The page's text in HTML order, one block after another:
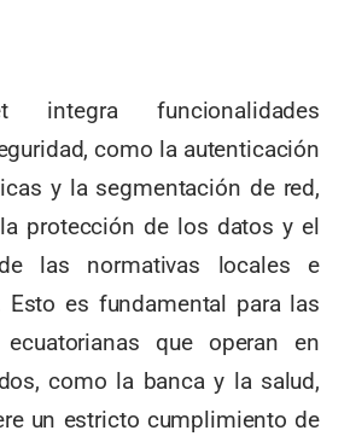
integra funcionalidades
como la autenticación
y la segmentación de red,
protección de los datos y el
las normativas locales e
Esto es fundamental para las
ecuatorianas que operan en
como la banca y la salud,
un estricto cumplimiento de